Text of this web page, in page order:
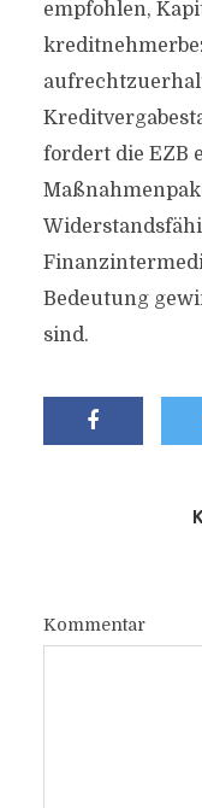
empfohlen,
fordert die EZB
Bedeutung
sind.
Kommentar